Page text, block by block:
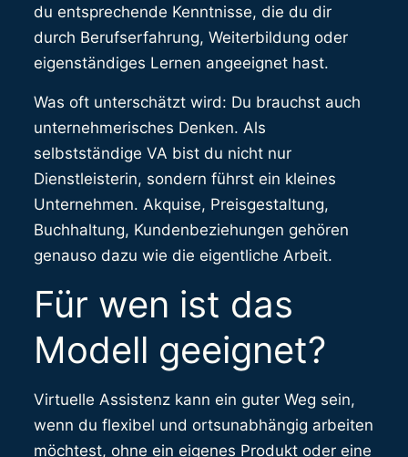
du entsprechende Kenntnisse, die du dir
durch Berufserfahrung, Weiterbildung oder
eigenständiges Lernen angeeignet hast.
Was oft unterschätzt wird: Du brauchst auch
unternehmerisches Denken. Als
selbstständige VA bist du nicht nur
Dienstleisterin, sondern führst ein kleines
Unternehmen. Akquise, Preisgestaltung,
Buchhaltung, Kundenbeziehungen gehören
genauso dazu wie die eigentliche Arbeit.
Für wen ist das
Modell geeignet?
Virtuelle Assistenz kann ein guter Weg sein,
wenn du flexibel und ortsunabhängig arbeiten
möchtest, ohne ein eigenes Produkt oder eine